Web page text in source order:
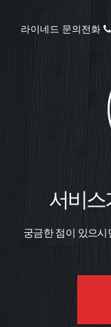
라이네드 문의전화
서비스
궁금한 점이 있으시